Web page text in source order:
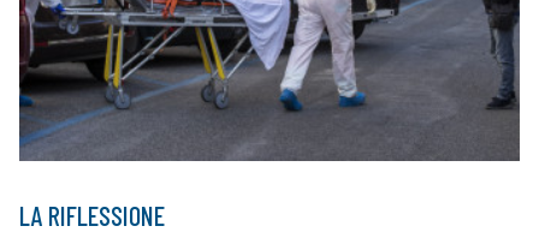
LA RIFLESSIONE